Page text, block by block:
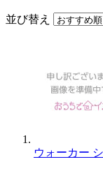
並び替え
ウォーカー